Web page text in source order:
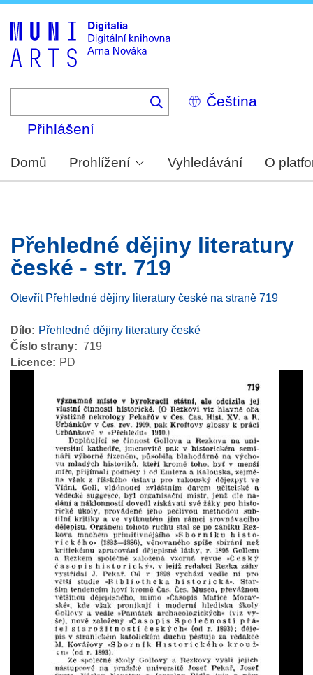
Select
your
Přihlášení
Domů Prohlížení Vyhledávání O
Přehledné dějiny literatury
české - str. 719
Otevřít Přehledné dějiny literatury české na straně 719
Dílo
Přehledné dějiny literatury české
Číslo strany
719
Licence
PD